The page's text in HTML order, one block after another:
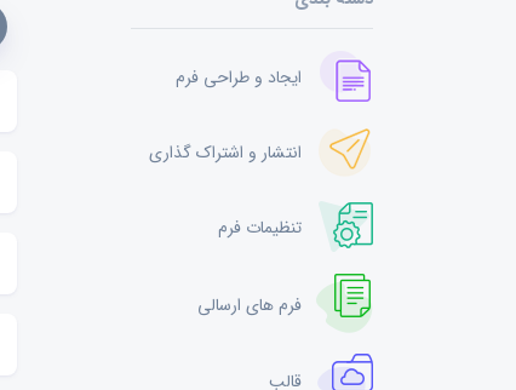
ایجاد و طراحی فرم
انتشار و اشتراک گذاری
تنظیمات فرم
فرم های ارسالی
قالب